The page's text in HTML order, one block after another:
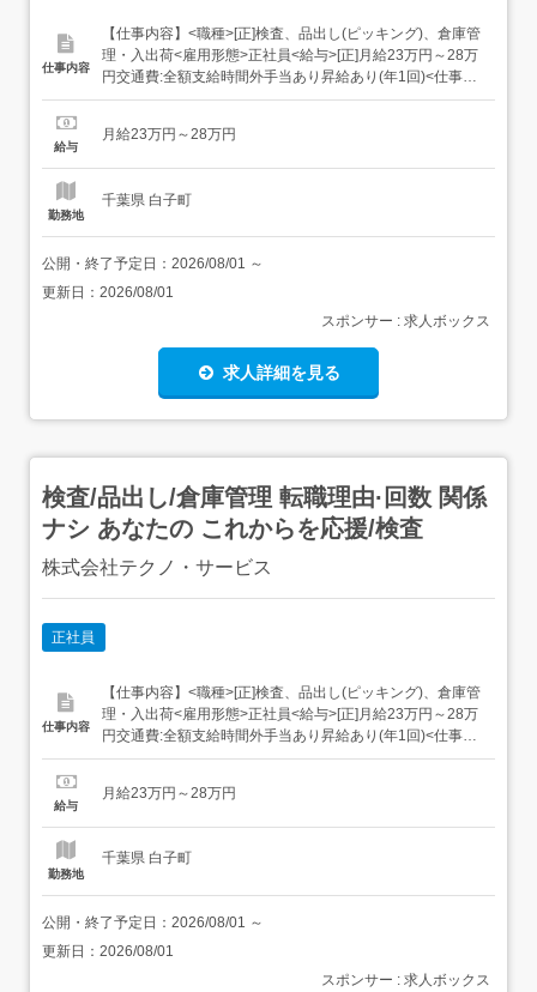
仕事内容
【仕事内容】<職種>[正]検査、品出し(ピッキング)、倉庫管
理・入出荷<雇用形態>正社員<給与>[正]月給23万円～28万
円交通費:全額支給時間外手当あり昇給あり(年1回)<仕事内
容>「包む・数える・仕分ける」などの シンプルワーク!具
す・製品にキズがないかチェック・完成品を仕分けて箱に
給与
月給23万円～28万円
勤務地
千葉県 白子町
公開・終了予定日： 2026/08/01 ～
更新日： 2026/08/01
スポンサー : 求人ボックス
求人詳細を見る
検査/品出し/倉庫管理 転職理由·回数 関係
ナシ あなたの これからを応援/検査
株式会社テクノ・サービス
正社員
仕事内容
【仕事内容】<職種>[正]検査、品出し(ピッキング)、倉庫管
理・入出荷<雇用形態>正社員<給与>[正]月給23万円～28万
円交通費:全額支給時間外手当あり昇給あり(年1回)<仕事内
容>こつこつ系のシンプル作業もくもくメインのルーティ
いていないかチェック・箱に入れるなど、はじめてでも覚
給与
月給23万円～28万円
勤務地
千葉県 白子町
公開・終了予定日： 2026/08/01 ～
更新日： 2026/08/01
スポンサー : 求人ボックス